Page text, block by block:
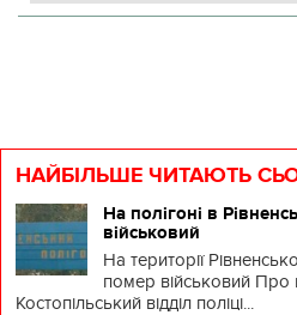
НАЙБІЛЬШЕ ЧИТАЮТЬ
На полігоні в
військовий
На території
помер військовий Про
Костопільський відділ поліці...